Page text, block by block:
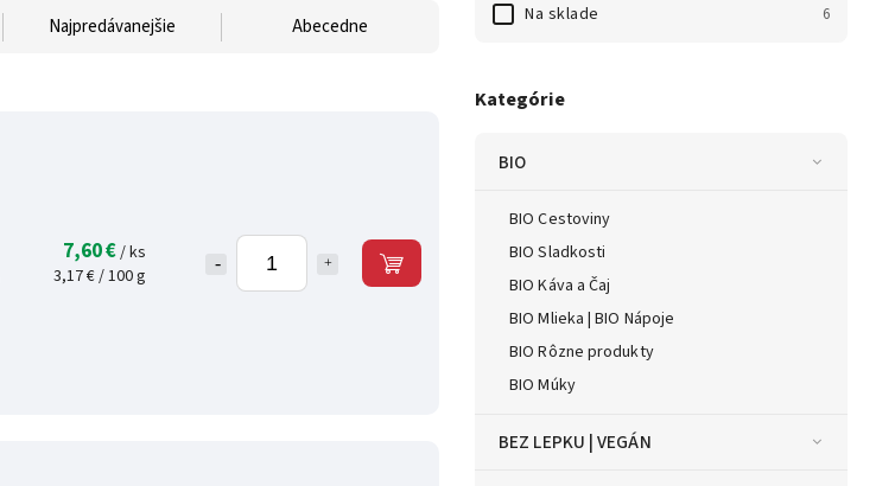
Na sklade 6
Kategórie
BIO
BIO Cestoviny
BIO Sladkosti
BIO Káva a Čaj
BIO Mlieka | BIO Nápoje
BIO Rôzne produkty
BIO Múky
BEZ LEPKU | VEGÁN
Najpredávanejšie Abecedne
7,60 €/ ks
3,17 € / 100 g